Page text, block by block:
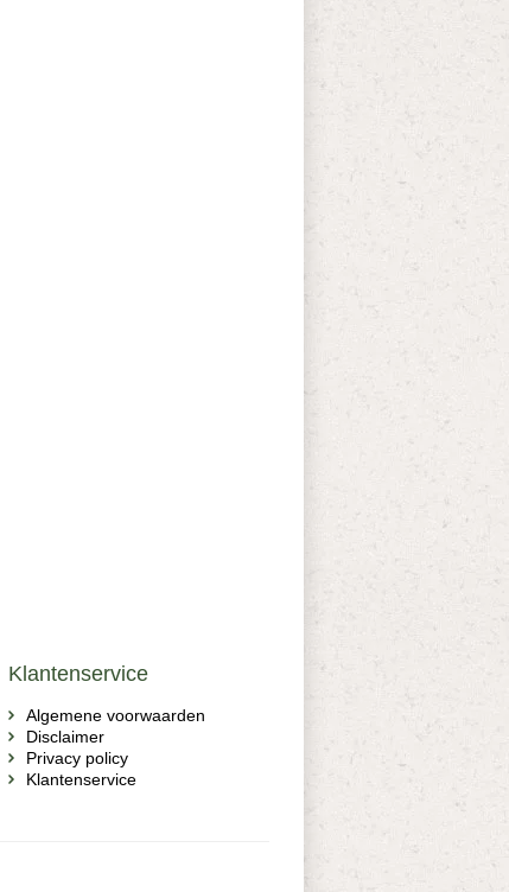
Klantenservice
Algemene voorwaarden
Disclaimer
Privacy policy
Klantenservice